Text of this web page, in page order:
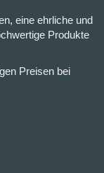
eine ehrliche und
Produkte
Preisen bei